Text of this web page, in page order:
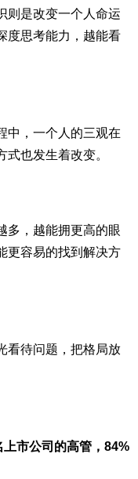
则是改变一个人命运
度思考能力，越能看
中，一个人的三观在
也发生着改变。
多，越能拥更高的眼
更容易的找到解决方
看待问题，把格局放
上市公司的高管，84%